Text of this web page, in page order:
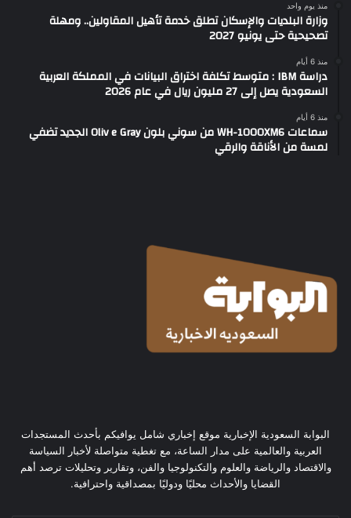
منذ يوم واحد
وزارة البلديات والإسكان تطلق خدمة تأهيل المقاولين.. ومهلة
تصحيحية حتى يونيو 2027
منذ 6 أيام
دراسة IBM : متوسط تكلفة اختراق البيانات في المملكة العربية
السعودية يصل إلى 27 مليون ريال في عام 2026
منذ 6 أيام
سماعات WH-1000XM6 من سوني بلون Oliv e Gray الجديد تضفي
لمسة من الأناقة والرقي
البوابة السعودية الإخبارية موقع إخباري شامل يوافيكم بأحدث المستجدات
العربية والعالمية على مدار الساعة، مع تغطية متواصلة لأخبار السياسة
والاقتصاد والرياضة والعلوم والتكنولوجيا والفن، وتقارير وتحليلات ترصد أهم
القضايا والأحداث محليًا ودوليًا بمصداقية واحترافية.